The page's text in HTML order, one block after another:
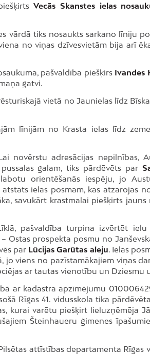
Vecās Skanstes ielas
vārdā tiks nosaukts sarkano līniju
no viņas dzīvesvietām bija arī
pašvaldība piešķirs Ivandes
gatvi.
vietā no Jaunielas līdz
līnijām no Krasta ielas līdz
novērstu adresācijas nepilnības,
galam, tiks pārdēvēts par
orientēšanās iespēju, jo
ielas posmam, kas atzarojas
savukārt krastmalai piešķirts jauns
pašvaldība turpina izvērtēt
Ostas prospekta posmu no
par Lūcijas Garūtas aleju. Ielas
viens no pazīstamākajiem viņas
ar tautas vienotību un Dziesmu
ar kadastra apzīmējumu
Rīgas 41. vidusskola tika
kurai varētu piešķirt lieluzņēmēja
Šteinhaueru ģimenes
attīstības departamenta Rīgas